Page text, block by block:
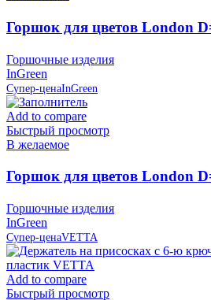
Горшок для цветов London
Горшочные изделия
InGreen
Супер-ценаInGreen
Add to compare
Быстрый просмотр
В желаемое
Горшок для цветов London
Горшочные изделия
InGreen
Супер-ценаVETTA
Add to compare
Быстрый просмотр